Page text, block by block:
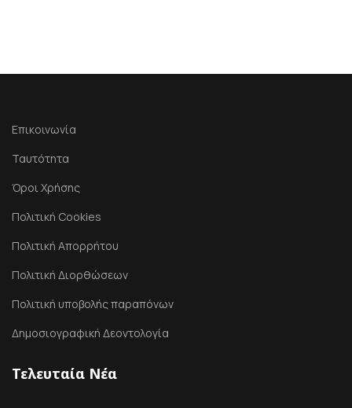
Επικοινωνία
Ταυτότητα
Όροι Χρήσης
Πολιτική Cookies
Πολιτική Απορρήτου
Πολιτική Διορθώσεων
Πολιτική υποβολής παραπόνων
Δημοσιογραφική Δεοντολογία
Τελευταία Νέα